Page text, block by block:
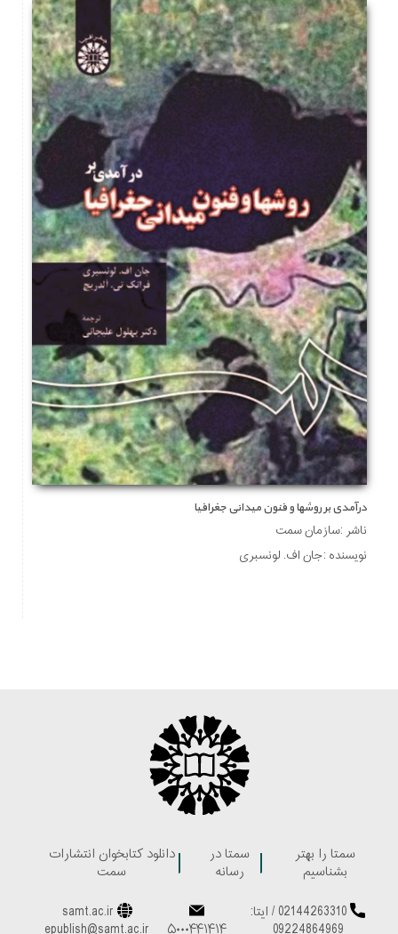
درآمدی بر روشها و فنون میدانی جغرافیا
ناشر :سازمان سمت
نویسنده :جان اف. لونسبری
سمتا را بهتر
بشناسیم
سمتا در
رسانه
دانلود کتابخوان انتشارات
سمت
02144263310
/ایتا: samt.ac.ir